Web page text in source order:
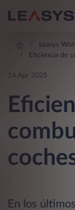
Leasys
Eficiencia de
14 Apr 2025
En los